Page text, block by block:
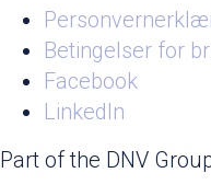
Betingelser for
Facebook
LinkedIn
Part of the DNV